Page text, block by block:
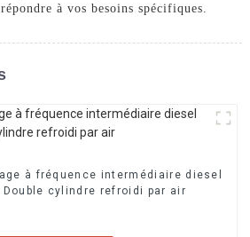
à vos besoins spécifiques.
à fréquence intermédiaire diesel
Double cylindre refroidi par air